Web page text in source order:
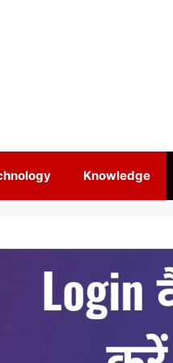
Knowledge